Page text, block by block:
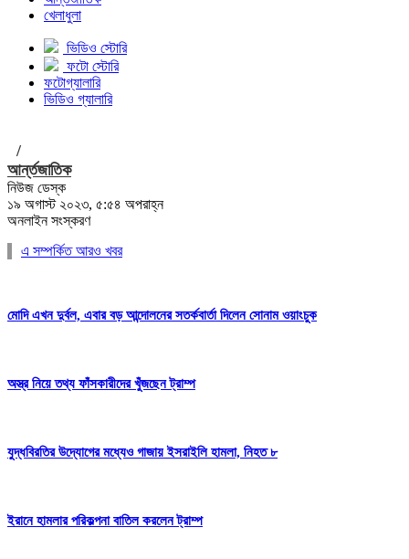
খেলাধুলা
ভিডিও স্টোরি
ফটো স্টোরি
ফটোগ্যালারি
ভিডিও গ্যালারি
/
আর্ন্তজাতিক
নিউজ ডেস্ক
১৯ অগাস্ট ২০২৩, ৫:৫৪ অপরাহ্ন
অনলাইন সংস্করণ
এ সম্পর্কিত আরও খবর
মোদি এখন দুর্বল, এবার বড় আন্দোলনের সতর্কবার্তা দিলেন সোনাম ওয়াংচুক
অস্ত্র নিয়ে তথ্য ফাঁসকারীদের খুঁজছেন ট্রাম্প
যুদ্ধবিরতির উদ্যোগের মধ্যেও গাজায় ইসরাইলি হামলা, নিহত ৮
ইরানে হামলার পরিকল্পনা বাতিল করলেন ট্রাম্প